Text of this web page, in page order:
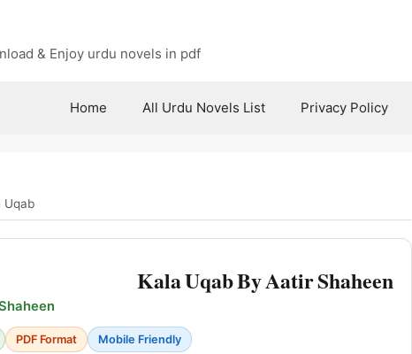
& Enjoy urdu novels in pdf
Home All Urdu Novels List Privacy Policy
Uqab
Kala Uqab By Aatir Shaheen
PDF Format Mobile Friendly